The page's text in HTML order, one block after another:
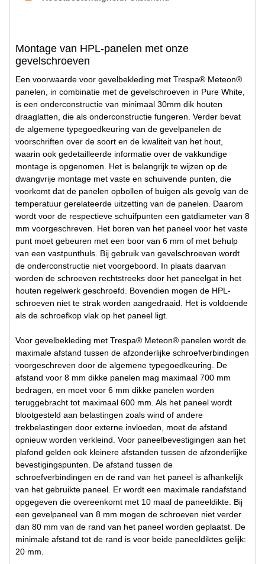
Montage van HPL-panelen met onze
gevelschroeven
Een voorwaarde voor gevelbekleding met Trespa® Meteon®
panelen, in combinatie met de gevelschroeven in Pure White,
is een onderconstructie van minimaal 30mm dik houten
draaglatten, die als onderconstructie fungeren. Verder bevat
de algemene typegoedkeuring van de gevelpanelen de
voorschriften over de soort en de kwaliteit van het hout,
waarin ook gedetailleerde informatie over de vakkundige
montage is opgenomen. Het is belangrijk te wijzen op de
dwangvrije montage met vaste en schuivende punten, die
voorkomt dat de panelen opbollen of buigen als gevolg van de
temperatuur gerelateerde uitzetting van de panelen. Daarom
wordt voor de respectieve schuifpunten een gatdiameter van 8
mm voorgeschreven. Het boren van het paneel voor het vaste
punt moet gebeuren met een boor van 6 mm of met behulp
van een vastpunthuls. Bij gebruik van gevelschroeven wordt
de onderconstructie niet voorgeboord. In plaats daarvan
worden de schroeven rechtstreeks door het paneelgat in het
houten regelwerk geschroefd. Bovendien mogen de HPL-
schroeven niet te strak worden aangedraaid. Het is voldoende
als de schroefkop vlak op het paneel ligt.
Voor gevelbekleding met Trespa® Meteon® panelen wordt de
maximale afstand tussen de afzonderlijke schroefverbindingen
voorgeschreven door de algemene typegoedkeuring. De
afstand voor 8 mm dikke panelen mag maximaal 700 mm
bedragen, en moet voor 6 mm dikke panelen worden
teruggebracht tot maximaal 600 mm. Als het paneel wordt
blootgesteld aan belastingen zoals wind of andere
trekbelastingen door externe invloeden, moet de afstand
opnieuw worden verkleind. Voor paneelbevestigingen aan het
plafond gelden ook kleinere afstanden tussen de afzonderlijke
bevestigingspunten. De afstand tussen de
schroefverbindingen en de rand van het paneel is afhankelijk
van het gebruikte paneel. Er wordt een maximale randafstand
opgegeven die overeenkomt met 10 maal de paneeldikte. Bij
een gevelpaneel van 8 mm mogen de schroeven niet verder
dan 80 mm van de rand van het paneel worden geplaatst. De
minimale afstand tot de rand is voor beide paneeldiktes gelijk:
20 mm.